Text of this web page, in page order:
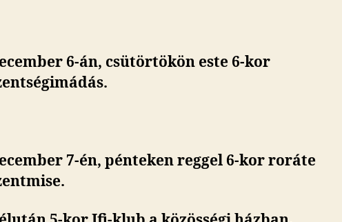
6-án, csütörtökön este 6-kor
7-én, pénteken reggel 6-kor roráte
.